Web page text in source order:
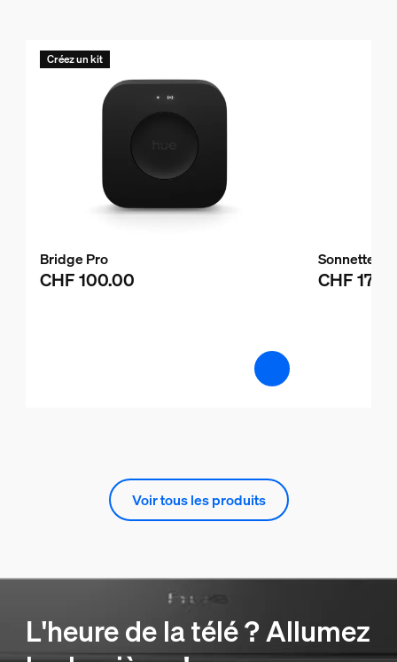
Créez un kit
Bridge Pro
CHF 100.00
Sonnette
CHF
Voir tous les produits
L'heure de la télé ? Allumez